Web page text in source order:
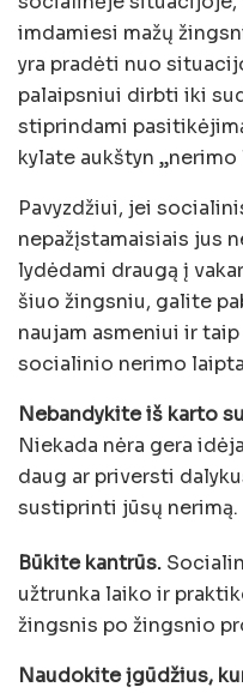
imdamiesi mažų
yra pradėti nuo
palaipsniui dirbti iki
stiprindami
kylate aukštyn „nerimo
Pavyzdžiui, jei
nepažįstamaisiais jus
lydėdami draugą į
šiuo žingsniu, galite
naujam asmeniui ir
socialinio nerimo
Nebandykite iš karto
Niekada nėra gera
daug ar priversti
sustiprinti jūsų nerimą.
Būkite kantrūs.
užtrunka laiko ir
žingsnis po žingsnio
Naudokite įgūdžius,